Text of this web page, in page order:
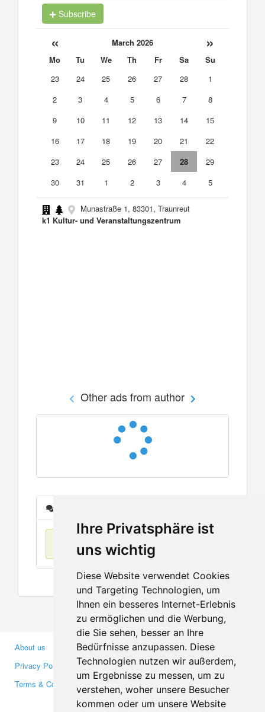
Ihre Privatsphäre ist
uns wichtig
Diese Website verwendet Cookies
und Targeting Technologien, um
Ihnen ein besseres Internet-Erlebnis
zu ermöglichen und die Werbung,
die Sie sehen, besser an Ihre
Bedürfnisse anzupassen. Diese
Technologien nutzen wir außerdem,
um Ergebnisse zu messen, um zu
verstehen, woher unsere Besucher
kommen oder um unsere Website
Subscribe
« March 2026 »
Mo Tu We Th Fr Sa
Su
23
24 25 26 27 28
1
2
3 4 5 6 7
8
9
10 11 12 13 14
15
16
17 18 19 20 21
22
23
24 25 26 27 28
29
30
31 1 2 3 4 5
Munastraße 1, 83301, Traunreut
k1 Kultur- und Veranstaltungszentrum
Other ads from author
No items found
About us
Privacy Policy
Terms & Conditions
Business Partners
Investors
Media